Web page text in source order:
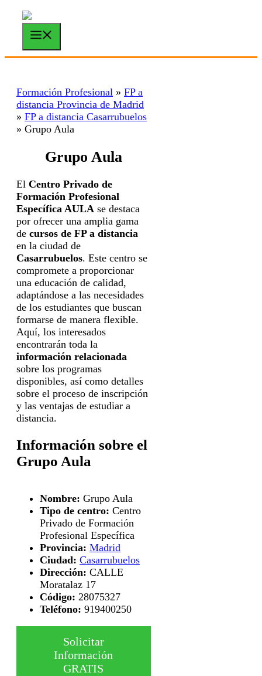
Saltar
contenido
Formación Profesional » FP a
distancia Provincia de Madrid
» FP a distancia Casarrubuelos
» Grupo Aula
Grupo Aula
El Centro Privado de
Formación Profesional
Específica AULA se destaca
por ofrecer una amplia gama
de cursos de FP a distancia
en la ciudad de
Casarrubuelos. Este centro se
compromete a proporcionar
una educación de calidad,
adaptándose a las necesidades
de los estudiantes que buscan
formarse de manera flexible.
Aquí, los interesados
encontrarán toda la
información relacionada
sobre los programas
disponibles, así como detalles
sobre el proceso de inscripción
y las ventajas de estudiar a
distancia.
Información sobre el
Grupo Aula
Nombre: Grupo Aula
Tipo de centro: Centro
Privado de Formación
Profesional Específica
Provincia: Madrid
Ciudad: Casarrubuelos
Dirección: CALLE
Moratalaz 17
Código: 28075327
Teléfono: 919400250
Solicitar
Información
GRATIS